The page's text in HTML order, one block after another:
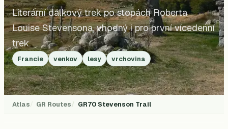
Literární dálkový trek po stopách Roberta
Louise Stevensona, vhodný i pro první vícedenní
trek.
Francie venkov lesy vrchovina
Atlas GR Routes GR70 Stevenson Trail